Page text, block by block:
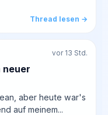
Thread lesen →
vor 13 Std.
neuer
aber heute war's
auf meinem...